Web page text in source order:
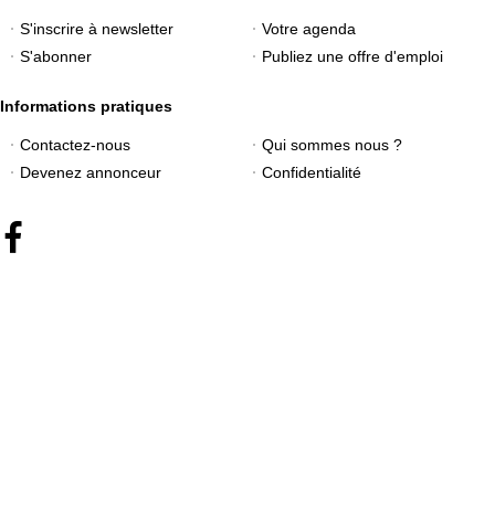
S'inscrire à newsletter
Votre agenda
S'abonner
Publiez une offre d'emploi
Informations pratiques
Contactez-nous
Qui sommes nous ?
Devenez annonceur
Confidentialité